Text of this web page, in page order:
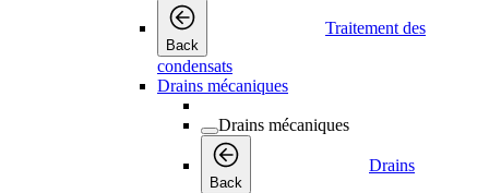
Back
Traitement des
condensats
Drains mécaniques
Drains mécaniques
Back
Drains